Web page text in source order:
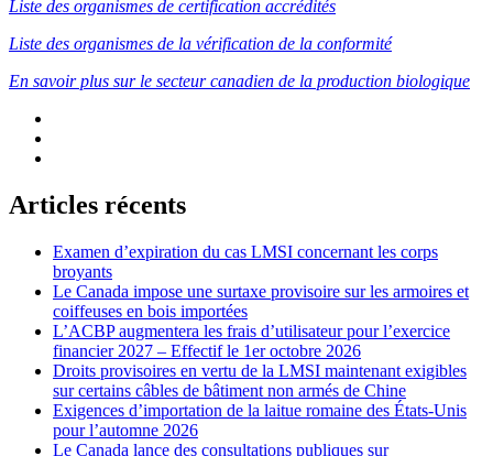
Liste des organismes de certification accrédités
Liste des organismes de la vérification de la conformité
En savoir plus sur le secteur canadien de la production biologique
Articles récents
Examen d’expiration du cas LMSI concernant les corps
broyants
Le Canada impose une surtaxe provisoire sur les armoires et
coiffeuses en bois importées
L’ACBP augmentera les frais d’utilisateur pour l’exercice
financier 2027 – Effectif le 1er octobre 2026
Droits provisoires en vertu de la LMSI maintenant exigibles
sur certains câbles de bâtiment non armés de Chine
Exigences d’importation de la laitue romaine des États-Unis
pour l’automne 2026
Le Canada lance des consultations publiques sur